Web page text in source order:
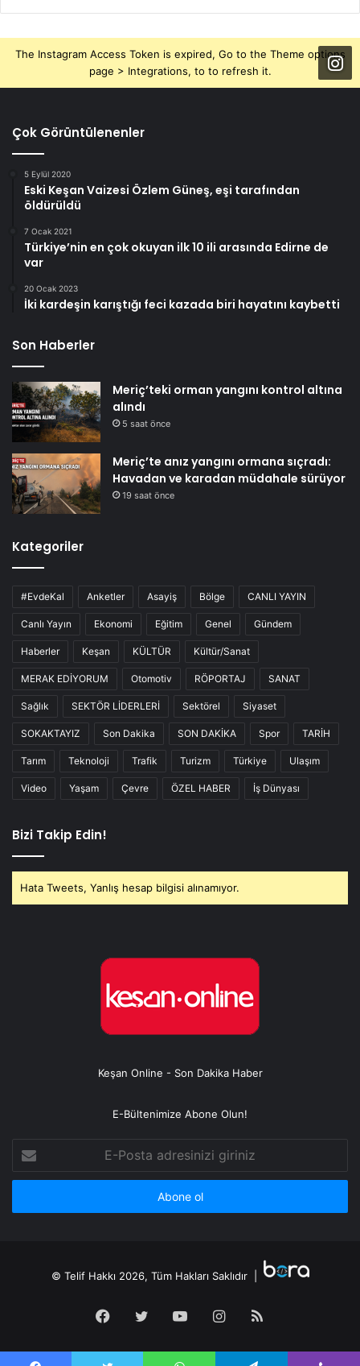
The Instagram Access Token is expired, Go to the Theme options
page > Integrations, to to refresh it.
Çok Görüntülenenler
5 Eylül 2020
Eski Keşan Vaizesi Özlem Güneş, eşi tarafından
öldürüldü
7 Ocak 2021
Türkiye’nin en çok okuyan ilk 10 ili arasında Edirne de
var
20 Ocak 2023
İki kardeşin karıştığı feci kazada biri hayatını kaybetti
Son Haberler
Meriç’teki orman yangını kontrol altına
alındı
5 saat önce
Meriç’te anız yangını ormana sıçradı:
Havadan ve karadan müdahale sürüyor
19 saat önce
Kategoriler
#EvdeKal Anketler Asayiş Bölge CANLI YAYIN
Canlı Yayın Ekonomi Eğitim Genel Gündem
Haberler Keşan KÜLTÜR Kültür/Sanat
MERAK EDİYORUM Otomotiv RÖPORTAJ SANAT
Sağlık SEKTÖR LİDERLERİ Sektörel Siyaset
SOKAKTAYIZ Son Dakika SON DAKİKA Spor TARİH
Tarım Teknoloji Trafik Turizm Türkiye Ulaşım
Video Yaşam Çevre ÖZEL HABER İş Dünyası
Bizi Takip Edin!
Hata Tweets, Yanlış hesap bilgisi alınamıyor.
Keşan Online - Son Dakika Haber
E-Bültenimize Abone Olun!
Posta
adresinizi
© Telif Hakkı 2026, Tüm Hakları Saklıdır |
Facebook
TwitterYouTubeInstagram
RSS